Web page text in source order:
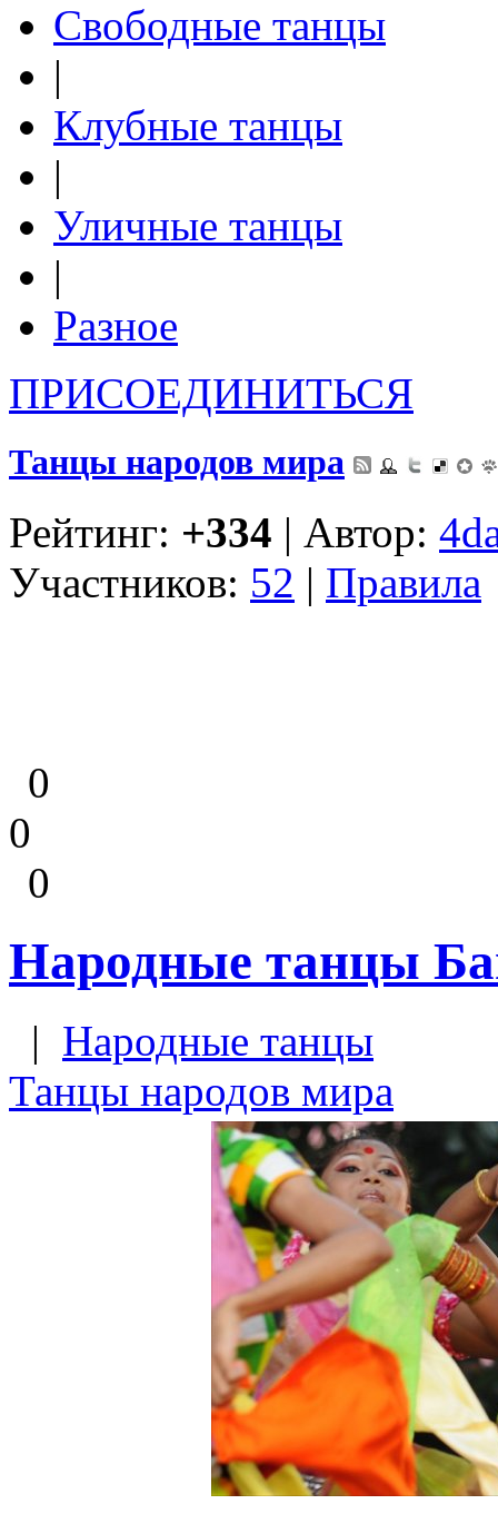
Свободные танцы
|
Клубные танцы
|
Уличные танцы
|
Разное
ПРИСОЕДИНИТЬСЯ
Танцы народов мира
Рейтинг: +334 | Автор:
Участников: 52 | Правила
0
0
0
Народные танцы
| Народные танцы
Танцы народов мира